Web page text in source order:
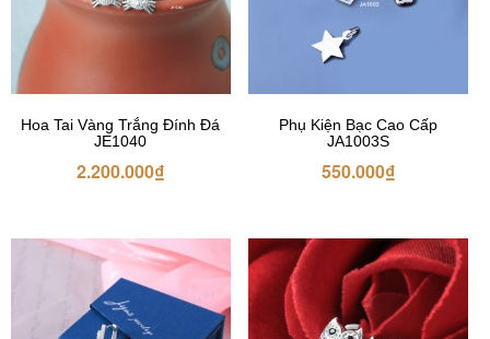
Hoa Tai Vàng Trắng Đính Đá
JE1040
2.200.000₫
Phụ Kiện Bạc Cao Cấp
JA1003S
550.000₫